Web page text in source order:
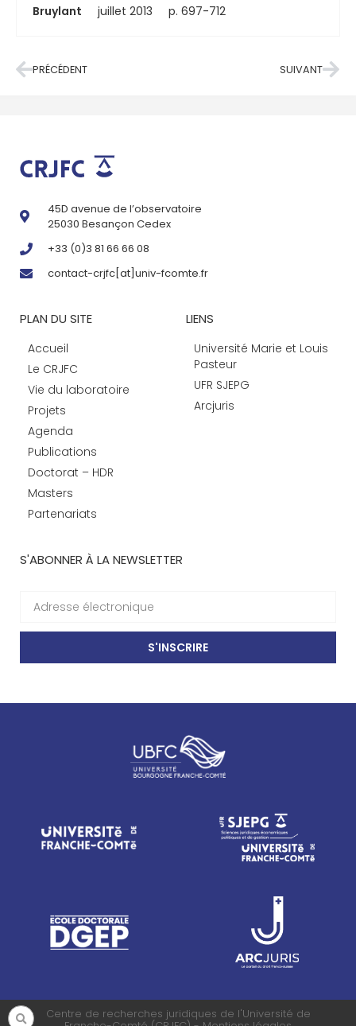
Bruylant juillet 2013 p. 697-712
PRÉCÉDENT SUIVANT
45D avenue de l’observatoire
25030 Besançon Cedex
+33 (0)3 81 66 66 08
contact-crjfc[at]univ-fcomte.fr
PLAN DU SITE
Accueil
Le CRJFC
Vie du laboratoire
Projets
Agenda
Publications
Doctorat – HDR
Masters
Partenariats
LIENS
Université Marie et Louis
Pasteur
UFR SJEPG
Arcjuris
S'ABONNER À LA NEWSLETTER
S'INSCRIRE
Centre de recherches juridiques de l'Université de